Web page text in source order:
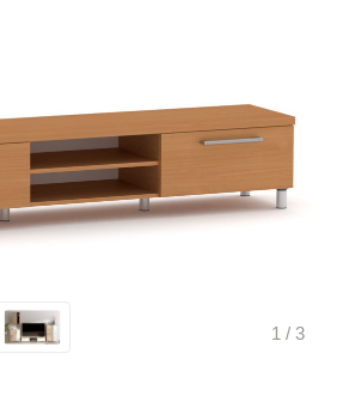
1 / 3